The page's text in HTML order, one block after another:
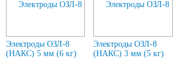
Электроды ОЗЛ-8
(НАКС) 5 мм (6 кг)
Электроды ОЗЛ-8
(НАКС) 3 мм (5 кг)